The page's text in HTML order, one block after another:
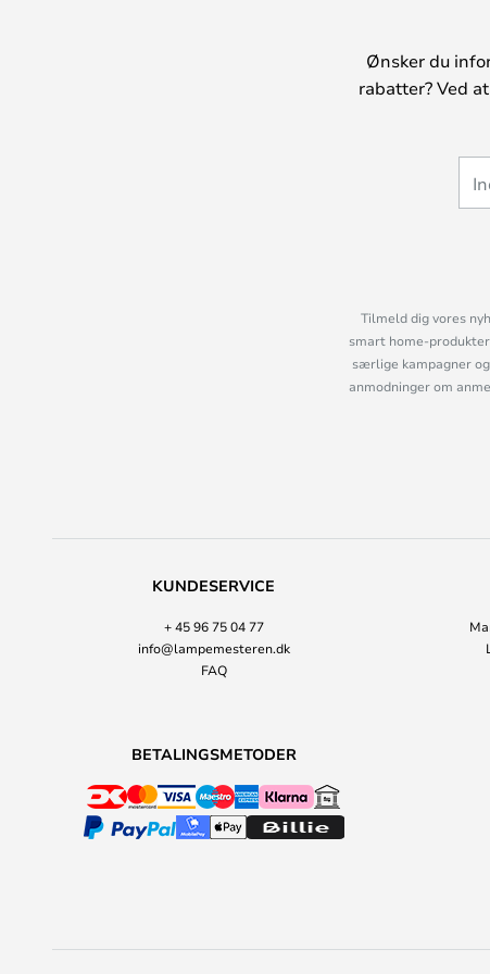
Ønsker du
rabatter? Ved
Tilmeld dig vores
smart home-
særlige kampagner
anmodninger om
KUNDESERVICE
+ 45 96 75 04 77
info@lampemesteren.dk
FAQ
BETALINGSMETODER